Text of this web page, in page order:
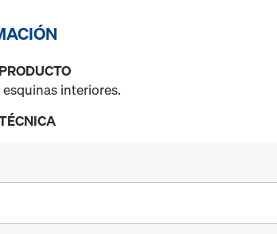
interiores.